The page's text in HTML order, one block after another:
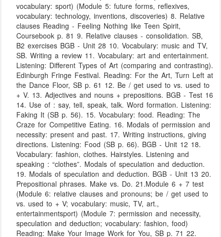
vocabulary: sport) (Module 5: future forms, reflexives,
vocabulary: technology, inventions, discoveries) 8. Relative
clauses Reading - Feeling Nothing like Teen Spirit,
Coursebook p. 81 9. Relative clauses - consolidation. SB,
B2 exercises BGB - Unit 28 10. Vocabulary: music and TV,
SB. Writing a review 11. Vocabulary: art and entertainment.
Listening: Different Types of Art (comparing and contrasting).
Edinburgh Fringe Festival. Reading: For the Art, Turn Left at
the Dance Floor, SB p. 61 12. Be / get used to vs. used to
+ V. 13. Adjectives and nouns + prepositions. BGB - Test 16
14. Use of : say, tell, speak, talk. Word formation. Listening:
Faking It (SB p. 56). 15. Vocabulary: food. Reading: The
Craze for Competitive Eating. 16. Modals of permission and
necessity: present and past. 17. Writing instructions, giving
directions. Listening: Food (SB p. 66). BGB - Unit 12 18.
Vocabulary: fashion, clothes. Hairstyles. Listening and
speaking : “clothes”. Modals of speculation and deduction.
19. Modals of speculation and deduction. BGB - Unit 13 20.
Prepositional phrases. Make vs. Do. 21.Module 6 + 7 test
(Module 6: relative clauses and pronouns; be / get used to
vs. used to + V; vocabulary: music, TV, art.,
entertainmentsport) (Module 7: permission and necessity,
speculation and deduction; vocabulary: fashion, food)
Reading: Make Your Image Work for You, SB p. 71 22.